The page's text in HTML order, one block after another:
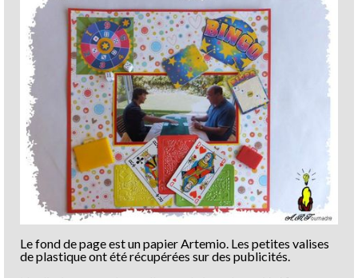
Le fond de page est un papier Artemio. Les petites valises
de plastique ont été récupérées sur des publicités.